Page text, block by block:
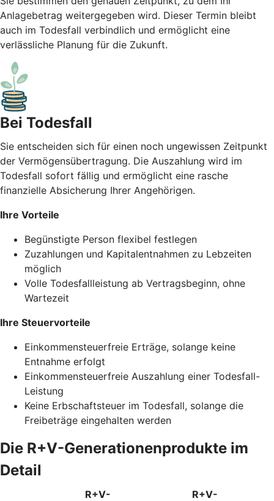
Anlagebetrag weitergegeben wird. Dieser Termin bleibt
auch im Todesfall verbindlich und ermöglicht eine
verlässliche Planung für die Zukunft.
Bei Todesfall
Sie entscheiden sich für einen noch ungewissen Zeitpunkt
der Vermögensübertragung. Die Auszahlung wird im
Todesfall sofort fällig und ermöglicht eine rasche
finanzielle Absicherung Ihrer Angehörigen.
Ihre Vorteile
Begünstigte Person flexibel festlegen
Zuzahlungen und Kapitalentnahmen zu Lebzeiten
möglich
Volle Todesfallleistung ab Vertragsbeginn, ohne
Wartezeit
Ihre Steuervorteile
Einkommensteuerfreie Erträge, solange keine
Entnahme erfolgt
Einkommensteuerfreie Auszahlung einer Todesfall-
Leistung
Keine Erbschaftsteuer im Todesfall, solange die
Freibeträge eingehalten werden
Die R+V-Generationenprodukte im
Detail
R+V-
R+V-